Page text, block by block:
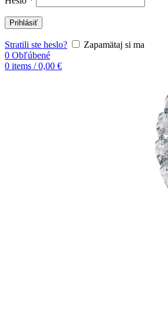
Prihlásiť
Stratili ste heslo?
Zapamätaj si ma
0 Obľúbené
0 items / 0,00 €